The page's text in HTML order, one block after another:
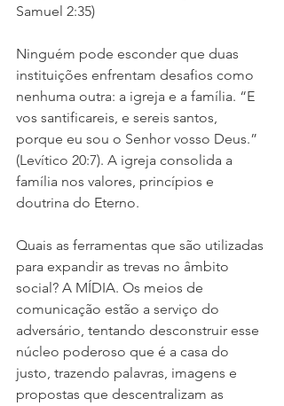
Samuel 2:35)
Ninguém pode esconder que duas
instituições enfrentam desafios como
nenhuma outra: a igreja e a família. “E
vos santificareis, e sereis santos,
porque eu sou o Senhor vosso Deus.”
(Levítico 20:7). A igreja consolida a
família nos valores, princípios e
doutrina do Eterno.
Quais as ferramentas que são utilizadas
para expandir as trevas no âmbito
social? A MÍDIA. Os meios de
comunicação estão a serviço do
adversário, tentando desconstruir esse
núcleo poderoso que é a casa do
justo, trazendo palavras, imagens e
propostas que descentralizam as